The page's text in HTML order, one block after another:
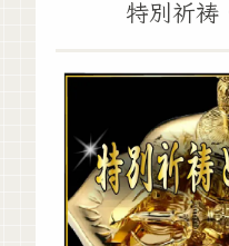
特別祈祷